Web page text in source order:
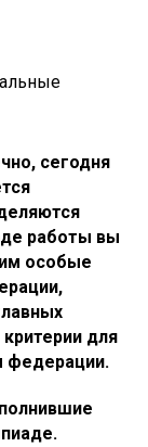
сегодня
работы вы
особые
для
федерации.